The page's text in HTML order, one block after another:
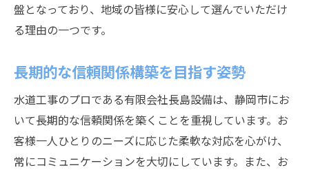
盤となっており、地域の皆様に安心して選んでいただけ
る理由の一つです。
長期的な信頼関係構築を目指す姿勢
水道工事のプロである有限会社長島設備は、静岡市にお
いて長期的な信頼関係を築くことを重視しています。お
客様一人ひとりのニーズに応じた柔軟な対応を心がけ、
常にコミュニケーションを大切にしています。また、お